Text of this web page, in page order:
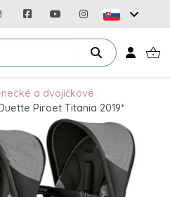
a dvojičkové
Piroet Titania 2019*